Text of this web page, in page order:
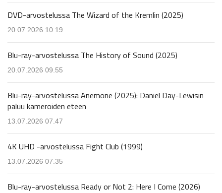
DVD-arvostelussa The Wizard of the Kremlin (2025)
20.07.2026 10.19
Blu-ray-arvostelussa The History of Sound (2025)
20.07.2026 09.55
Blu-ray-arvostelussa Anemone (2025): Daniel Day-Lewisin
paluu kameroiden eteen
13.07.2026 07.47
4K UHD -arvostelussa Fight Club (1999)
13.07.2026 07.35
Blu-ray-arvostelussa Ready or Not 2: Here I Come (2026)